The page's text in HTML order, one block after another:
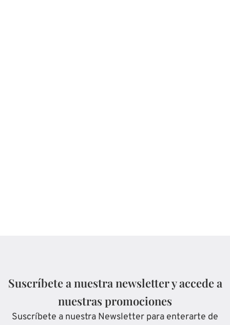
Suscríbete a nuestra newsletter y accede a
nuestras promociones
Suscríbete a nuestra Newsletter para enterarte de